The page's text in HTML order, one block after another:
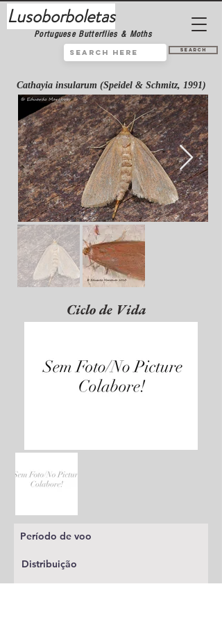
Lusoborboletas
Portuguese Butterflies & Moths
Search
Cathayia insularum (Speidel & Schmitz, 1991)
Ciclo de Vida
Período de voo
Distribuição